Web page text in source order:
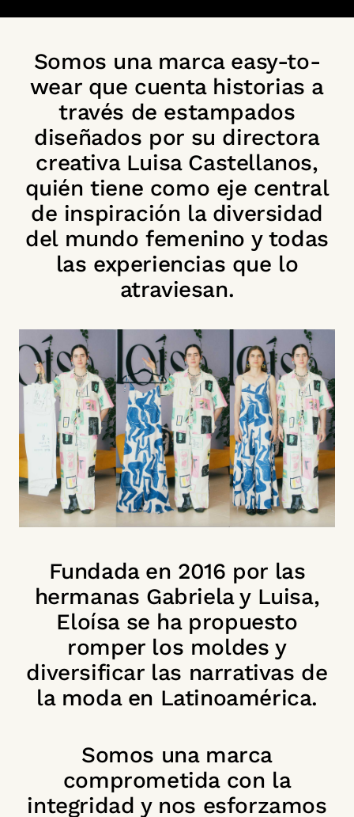
Somos una marca easy-to-
wear que cuenta historias a
través de estampados
diseñados por su directora
creativa Luisa Castellanos,
quién tiene como eje central
de inspiración la diversidad
del mundo femenino y todas
las experiencias que lo
atraviesan.
Fundada en 2016 por las
hermanas Gabriela y Luisa,
Eloísa se ha propuesto
romper los moldes y
diversificar las narrativas de
la moda en Latinoamérica.
Somos una marca
comprometida con la
integridad y nos esforzamos